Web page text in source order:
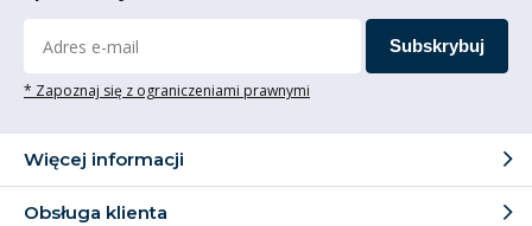
Subskrybuj
* Zapoznaj się z ograniczeniami prawnymi
Więcej informacji
Obsługa klienta